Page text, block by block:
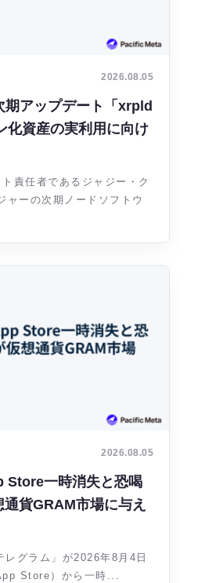
2026.08.05
期アップデート「xrpld
化資産の実利用に向け
責任者であるジャジー・ク
ャーの次期ノードソフトウ
2026.08.05
Store一時消失と恐喝
貨GRAM市場に与え
レグラム」が2026年8月4日
Store）から一時...